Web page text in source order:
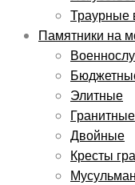
Траурные
Памятники на
Элитные
Гранитные
Двойные
Кресты